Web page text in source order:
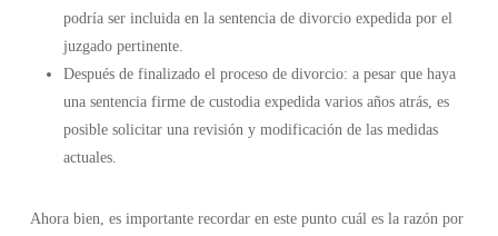
podría ser incluida en la sentencia de divorcio expedida por el
juzgado pertinente.
Después de finalizado el proceso de divorcio: a pesar que haya
una sentencia firme de custodia expedida varios años atrás, es
posible solicitar una revisión y modificación de las medidas
actuales.
Ahora bien, es importante recordar en este punto cuál es la razón por